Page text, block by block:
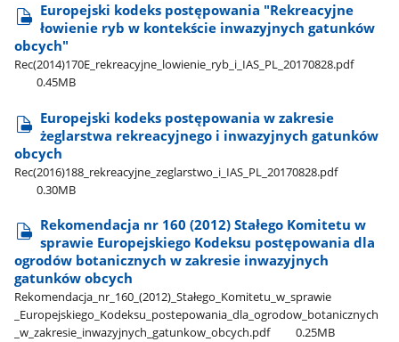
Europejski kodeks postępowania "Rekreacyjne
łowienie ryb w kontekście inwazyjnych gatunków
obcych"
Rec(2014)170E​_rekreacyjne​_lowienie​_ryb​_i​_IAS​_PL​_20170828.pdf
0.45MB
Europejski kodeks postępowania w zakresie
żeglarstwa rekreacyjnego i inwazyjnych gatunków
obcych
Rec(2016)188​_rekreacyjne​_zeglarstwo​_i​_IAS​_PL​_20170828.pdf
0.30MB
Rekomendacja nr 160 (2012) Stałego Komitetu w
sprawie Europejskiego Kodeksu postępowania dla
ogrodów botanicznych w zakresie inwazyjnych
gatunków obcych
Rekomendacja​_nr​_160​_(2012)​_Stałego​_Komitetu​_w​_sprawie​
_Europejskiego​_Kodeksu​_postepowania​_dla​_ogrodow​_botanicznych​
_w​_zakresie​_inwazyjnych​_gatunkow​_obcych.pdf
0.25MB